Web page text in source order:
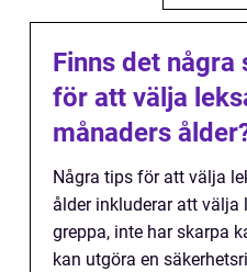
Finns det
för att välja
månaders
Några tips för att välja
ålder inkluderar att
greppa, inte har skarpa
kan utgöra en